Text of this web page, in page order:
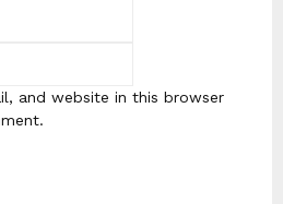
and website in this browser